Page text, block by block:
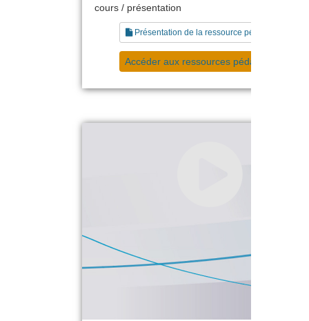
cours / présentation
Présentation de la ressource pédagogique
Accéder aux ressources pédagogiques